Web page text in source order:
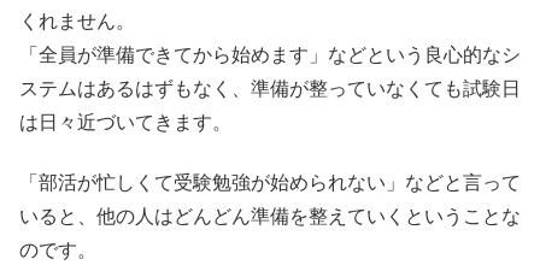
くれません。
「全員が準備できてから始めます」などという良心的なシ
ステムはあるはずもなく、 準備が整っていなくても試験日
は日々近づいてきます。
「部活が忙しくて受験勉強が始められない」などと言って
いると、他の人はどんどん準備を整えていくということな
のです。